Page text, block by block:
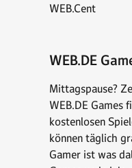
WEB.Cent
WEB.DE
Mittagspause?
WEB.DE Games
kostenlosen
können täglich
Gamer ist was